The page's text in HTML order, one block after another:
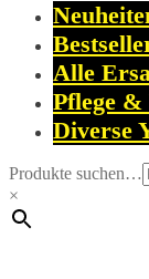
Alle
Pflege
Diverse
Produkte suchen…
×